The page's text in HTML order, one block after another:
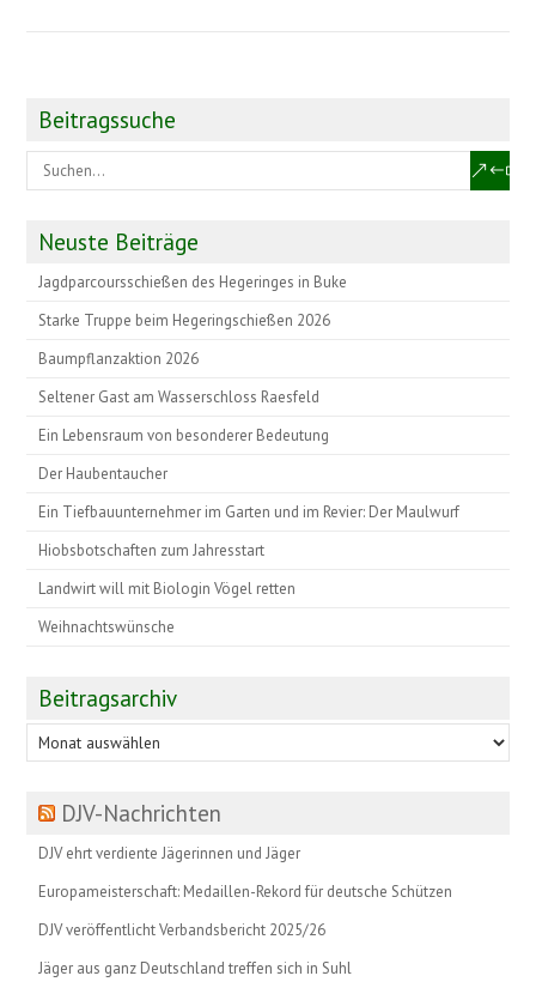
Beitragssuche
Neuste Beiträge
Jagdparcoursschießen des Hegeringes in Buke
Starke Truppe beim Hegeringschießen 2026
Baumpflanzaktion 2026
Seltener Gast am Wasserschloss Raesfeld
Ein Lebensraum von besonderer Bedeutung
Der Haubentaucher
Ein Tiefbauunternehmer im Garten und im Revier: Der Maulwurf
Hiobsbotschaften zum Jahresstart
Landwirt will mit Biologin Vögel retten
Weihnachtswünsche
Beitragsarchiv
Beitragsarchiv
DJV-Nachrichten
DJV ehrt verdiente Jägerinnen und Jäger
Europameisterschaft: Medaillen-Rekord für deutsche Schützen
DJV veröffentlicht Verbandsbericht 2025/26
Jäger aus ganz Deutschland treffen sich in Suhl